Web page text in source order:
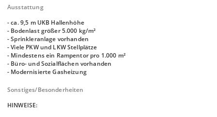
Ausstattung
- ca. 9,5 m UKB Hallenhöhe
- Bodenlast größer 5.000 kg/m²
- Sprinkleranlage vorhanden
- Viele PKW und LKW Stellplätze
- Mindestens ein Rampentor pro 1.000 m²
- Büro- und Sozialflächen vorhanden
- Modernisierte Gasheizung
Sonstiges/Besonderheiten
HINWEISE: